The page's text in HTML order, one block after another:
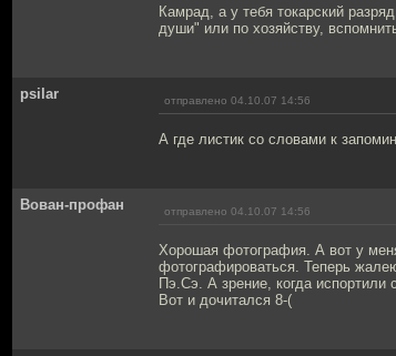
Камрад, а у тебя токарский
души" или по хозяйству,
psilar отправлено 04.10.07 14:56
А где листик со словами к
Вован-профан отправлено 04.10.07 14:56
Хорошая фотография. А вот у
фотографироваться. Теперь
Пэ.Сэ. А зрение, когда
Вот и дочитался 8-(